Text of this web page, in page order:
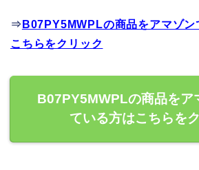
⇒ B07PY5MWPLの商品をアマゾン
こちらをクリック
B07PY5MWPLの商品をア
ている方はこちらを